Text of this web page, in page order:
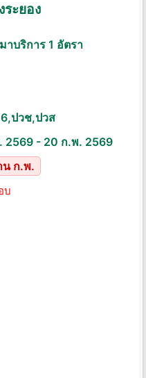
ระยอง
าบริการ 1 อัตรา
ปวช,ปวส
2569 - 20 ก.พ. 2569
น ก.พ.
บ